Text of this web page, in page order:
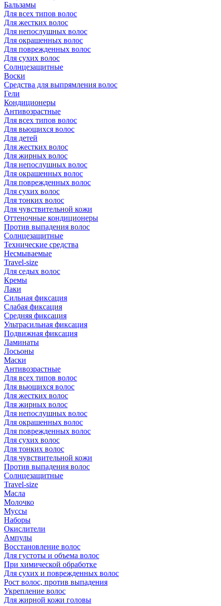
Бальзамы
Для всех типов волос
Для жестких волос
Для непослушных волос
Для окрашенных волос
Для поврежденных волос
Для сухих волос
Солнцезащитные
Воски
Средства для выпрямления волос
Гели
Кондиционеры
Антивозрастные
Для всех типов волос
Для вьющихся волос
Для детей
Для жестких волос
Для жирных волос
Для непослушных волос
Для окрашенных волос
Для поврежденных волос
Для сухих волос
Для тонких волос
Для чувствительной кожи
Оттеночные кондиционеры
Против выпадения волос
Солнцезащитные
Технические средства
Несмываемые
Travel-size
Для седых волос
Кремы
Лаки
Сильная фиксация
Слабая фиксация
Средняя фиксация
Ультрасильная фиксация
Подвижная фиксация
Ламинаты
Лосьоны
Маски
Антивозрастные
Для всех типов волос
Для вьющихся волос
Для жестких волос
Для жирных волос
Для непослушных волос
Для окрашенных волос
Для поврежденных волос
Для сухих волос
Для тонких волос
Для чувствительной кожи
Против выпадения волос
Солнцезащитные
Travel-size
Масла
Молочко
Муссы
Наборы
Окислители
Ампулы
Восстановление волос
Для густоты и объема волос
При химической обработке
Для сухих и поврежденных волос
Рост волос, против выпадения
Укрепление волос
Для жирной кожи головы